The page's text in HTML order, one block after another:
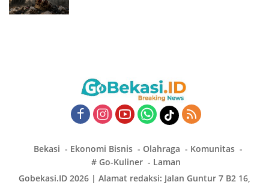
Bekasi Ekonomi Bisnis Olahraga
Komunitas
# Go-Kuliner
Laman
Gobekasi.ID 2026 | Alamat redaksi: Jalan Guntur 7 B2 16,